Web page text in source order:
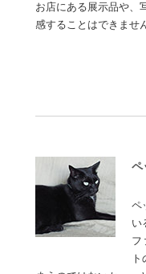
お店にある展示品や、
感することはできませ
ペ
ペ
い
フ